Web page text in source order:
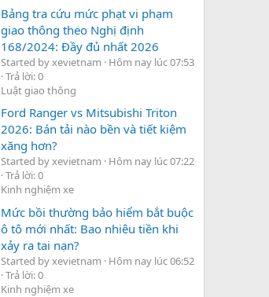
Bảng tra cứu mức phạt vi phạm
giao thông theo Nghị định
168/2024: Đầy đủ nhất 2026
Started by xevietnam
Hôm nay lúc 07:53
Trả lời: 0
Luật giao thông
Ford Ranger vs Mitsubishi Triton
2026: Bán tải nào bền và tiết kiệm
xăng hơn?
Started by xevietnam
Hôm nay lúc 07:22
Trả lời: 0
Kinh nghiệm xe
Mức bồi thường bảo hiểm bắt buộc
ô tô mới nhất: Bao nhiêu tiền khi
xảy ra tai nạn?
Started by xevietnam
Hôm nay lúc 06:52
Trả lời: 0
Kinh nghiệm xe